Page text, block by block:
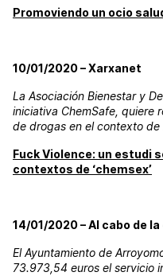
Promoviendo un ocio
10/01/2020 – Xarxanet
La Asociación Bienestar y
iniciativa ChemSafe, quiere
de drogas en el contexto de
Fuck Violence: un estudi
contextos de ‘chemsex’
14/01/2020 – Al cabo de
El Ayuntamiento de
73.973,54 euros el servicio